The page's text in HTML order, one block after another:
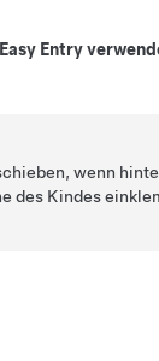
Easy Entry
wenn
des Kindes